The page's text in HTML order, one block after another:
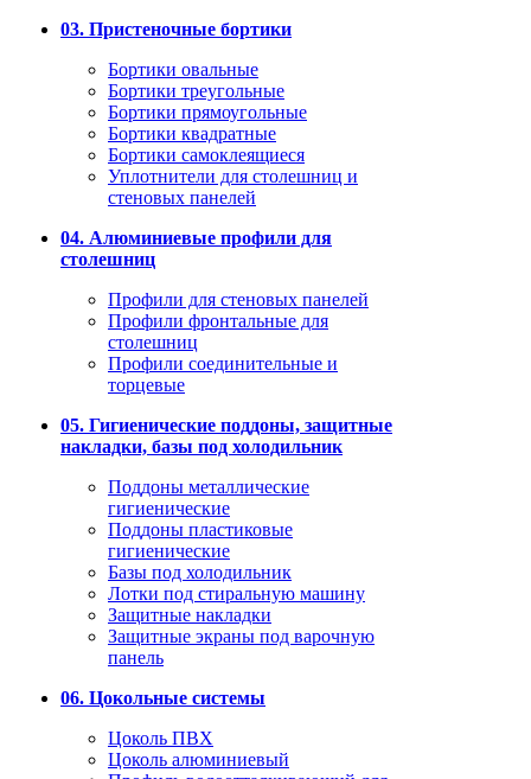
03. Пристеночные бортики
Бортики овальные
Бортики треугольные
Бортики прямоугольные
Бортики квадратные
Бортики самоклеящиеся
Уплотнители для столешниц и
стеновых панелей
04. Алюминиевые профили для
столешниц
Профили для стеновых панелей
Профили фронтальные для
столешниц
Профили соединительные и
торцевые
05. Гигиенические поддоны, защитные
накладки, базы под холодильник
Поддоны металлические
гигиенические
Поддоны пластиковые
гигиенические
Базы под холодильник
Лотки под стиральную машину
Защитные накладки
Защитные экраны под варочную
панель
06. Цокольные системы
Цоколь ПВХ
Цоколь алюминиевый